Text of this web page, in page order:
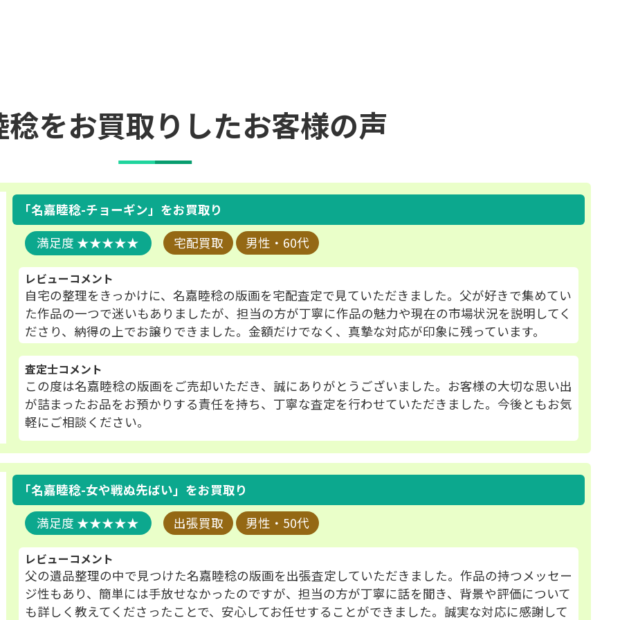
をお買取りしたお客様の声
「名嘉睦稔-チョーギン」 をお買取り
★★★★★
宅配買取 男性・60代
レビューコメント
自宅の整理をきっかけに、名嘉睦稔の版画を宅配査定で見ていただきました。父が好きで集めてい
た作品の一つで迷いもありましたが、担当の方が丁寧に作品の魅力や現在の市場状況を説明してく
ださり、納得の上でお譲りできました。金額だけでなく、真摯な対応が印象に残っています。
査定士コメント
この度は名嘉睦稔の版画をご売却いただき、誠にありがとうございました。お客様の大切な思い出
が詰まったお品をお預かりする責任を持ち、丁寧な査定を行わせていただきました。今後ともお気
軽にご相談ください。
「名嘉睦稔-女や戦ぬ先ばい」 をお買取り
★★★★★
出張買取 男性・50代
レビューコメント
父の遺品整理の中で見つけた名嘉睦稔の版画を出張査定していただきました。作品の持つメッセー
ジ性もあり、簡単には手放せなかったのですが、担当の方が丁寧に話を聞き、背景や評価について
も詳しく教えてくださったことで、安心してお任せすることができました。誠実な対応に感謝して